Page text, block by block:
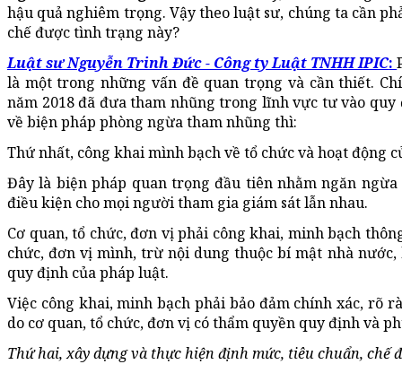
hậu quả nghiêm trọng. Vậy theo luật sư, chúng ta cần
chế được tình trạng này?
Luật sư Nguyễn Trinh Đức - Công ty Luật TNHH IPIC:
là một trong những vấn đề quan trọng và cần thiết.
năm 2018 đã đưa tham nhũng trong lĩnh vực tư vào
về biện pháp phòng ngừa tham nhũng thì:
Thứ nhất, công khai mình bạch về tổ chức và hoạt động
Đây là biện pháp quan trọng đầu tiên nhằm ngăn
điều kiện cho mọi người tham gia giám sát lẫn nhau.
Cơ quan, tổ chức, đơn vị phải công khai, minh bạch
chức, đơn vị mình, trừ nội dung thuộc bí mật nhà
quy định của pháp luật.
Việc công khai, minh bạch phải bảo đảm chính xác, rõ
do cơ quan, tổ chức, đơn vị có thẩm quyền quy định và
Thứ hai, xây dựng và thực hiện định mức, tiêu chuẩn, chế